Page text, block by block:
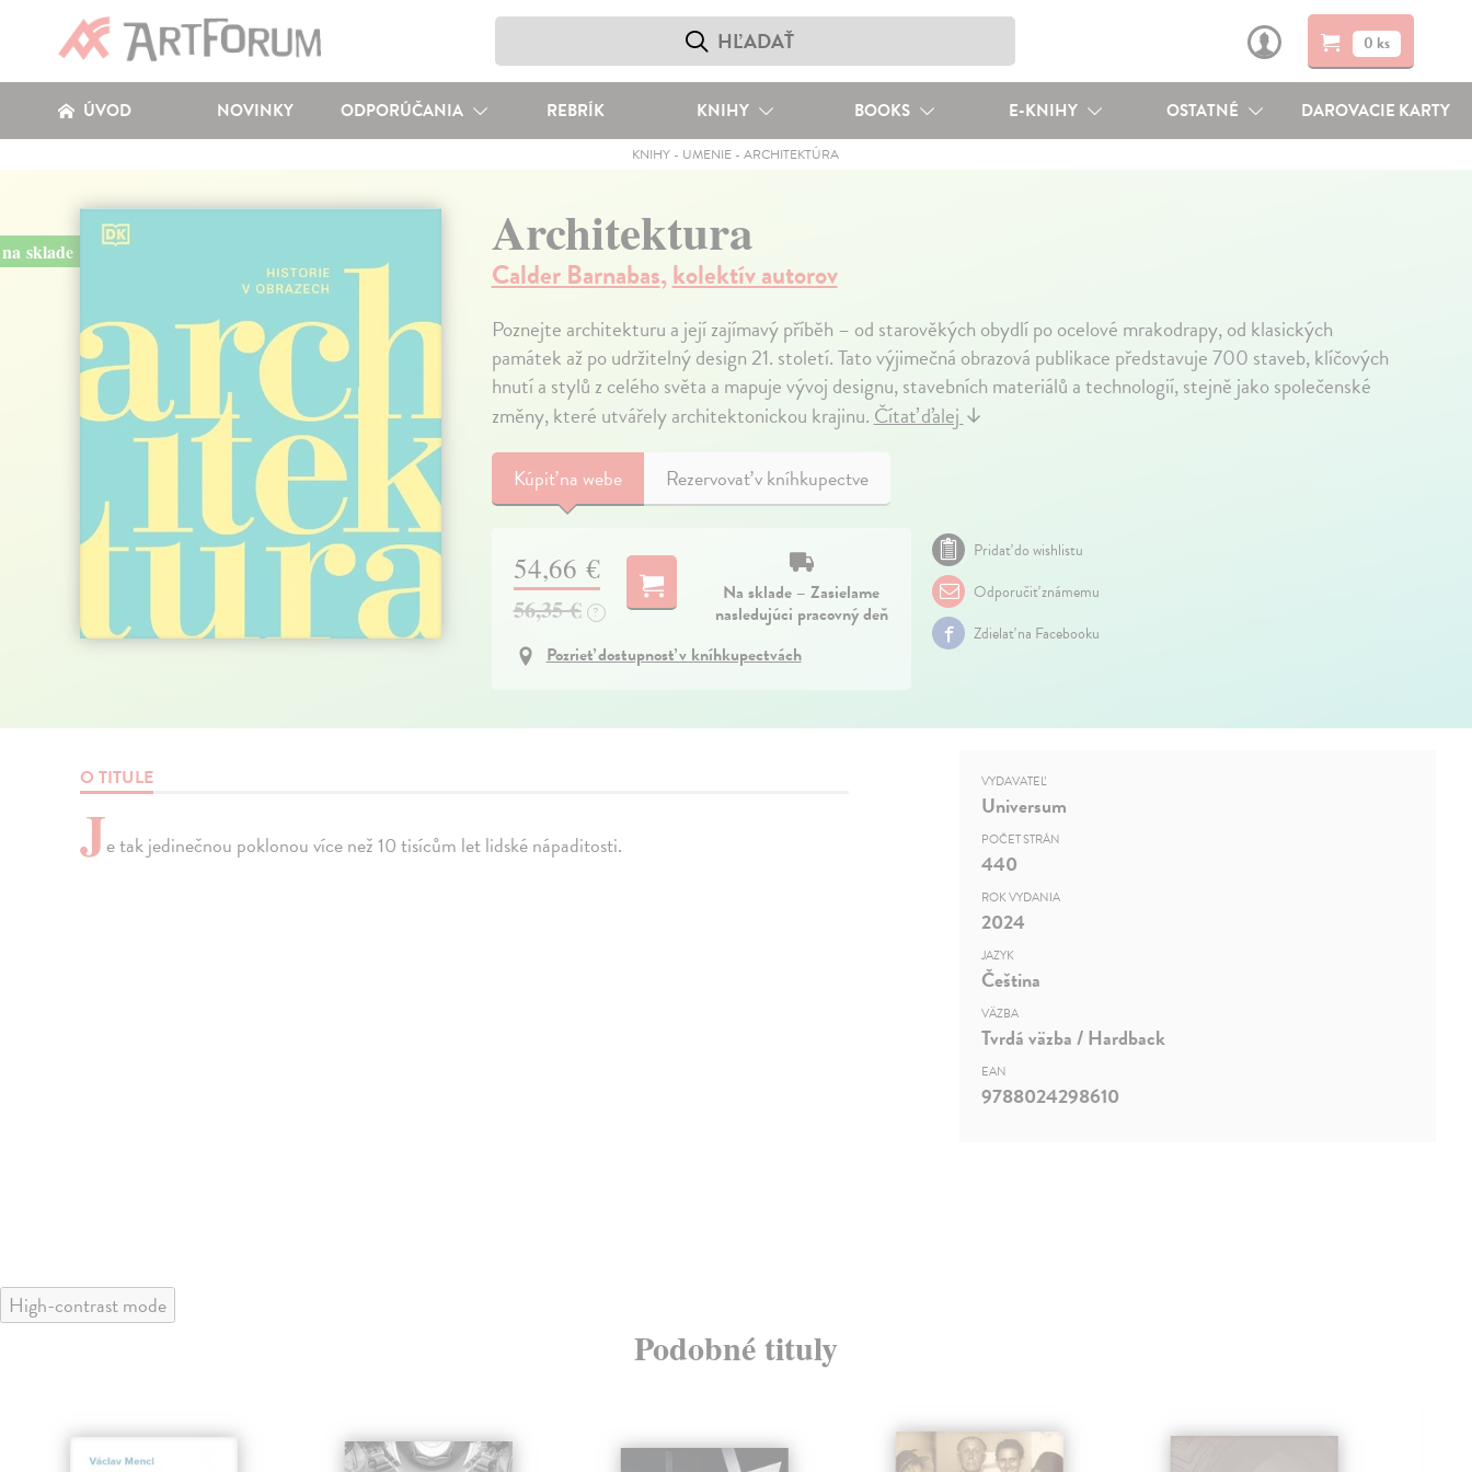
0 ks
ÚVOD NOVINKY ODPORÚČANIA REBRÍK KNIHY BOOKS E-KNIHY OSTATNÉ DAROVACIE KARTY
KNIHY - UMENIE -ARCHITEKTÚRA
na sklade Architektura
Calder Barnabas,kolektív autorov
Poznejte architekturu a její zajímavý příběh – od starověkých obydlí po ocelové mrakodrapy, od klasických
památek až po udržitelný design 21. století. Tato výjimečná obrazová publikace představuje 700 staveb, klíčových
hnutí a stylů z celého světa a mapuje vývoj designu, stavebních materiálů a technologií, stejně jako společenské
změny, které utvářely architektonickou krajinu.Čítať ďalej↓
Kúpiťna webe Rezervovať v kníhkupectve
54,66 €
56,35 € ?
Na sklade – Zasielame
nasledujúci pracovný deň
Pozrieť dostupnosť v kníhkupectvách
Pridať do wishlistu
Odporučiť známemu
Zdielať na Facebooku
O TITULE
Je tak jedinečnou poklonou více než 10 tisícům let lidské nápaditosti.
VYDAVATEĽ
Universum
POČET STRÁN
440
ROK VYDANIA
2024
JAZYK
Čeština
VÄZBA
Tvrdá väzba / Hardback
EAN
9788024298610
High-contrast mode
Podobné tituly